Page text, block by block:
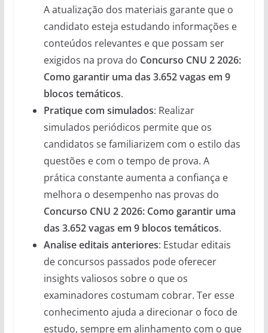
A atualização dos materiais garante que o
candidato esteja estudando informações e
conteúdos relevantes e que possam ser
exigidos na prova do Concurso CNU 2 2026:
Como garantir uma das 3.652 vagas em 9
blocos temáticos.
Pratique com simulados: Realizar
simulados periódicos permite que os
candidatos se familiarizem com o estilo das
questões e com o tempo de prova. A
prática constante aumenta a confiança e
melhora o desempenho nas provas do
Concurso CNU 2 2026: Como garantir uma
das 3.652 vagas em 9 blocos temáticos.
Analise editais anteriores: Estudar editais
de concursos passados pode oferecer
insights valiosos sobre o que os
examinadores costumam cobrar. Ter esse
conhecimento ajuda a direcionar o foco de
estudo, sempre em alinhamento com o que